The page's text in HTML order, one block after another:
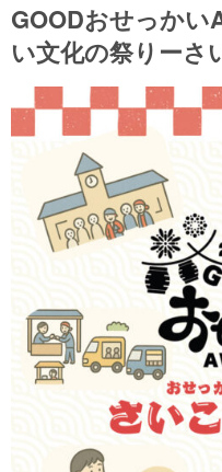
GOODおせっかい
い文化の祭りーさ